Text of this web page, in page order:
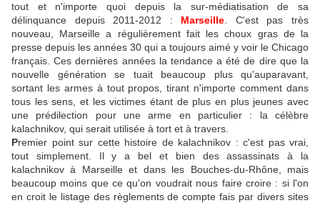
tout et n'importe quoi depuis la sur-médiatisation de sa
délinquance depuis 2011-2012 : Marseille . C'est pas très
nouveau, Marseille a régulièrement fait les choux gras de la
presse depuis les années 30 qui a toujours aimé y voir le Chicago
français. Ces dernières années la tendance a été de dire que la
nouvelle génération se tuait beaucoup plus qu'auparavant,
sortant les armes à tout propos, tirant n'importe comment dans
tous les sens, et les victimes étant de plus en plus jeunes avec
une prédilection pour une arme en particulier : la célèbre
kalachnikov, qui serait utilisée à tort et à travers.
Premier point sur cette histoire de kalachnikov : c'est pas vrai,
tout simplement. Il y a bel et bien des assassinats à la
kalachnikov à Marseille et dans les Bouches-du-Rhône, mais
beaucoup moins que ce qu'on voudrait nous faire croire : si l'on
en croit le listage des règlements de compte fais par divers sites